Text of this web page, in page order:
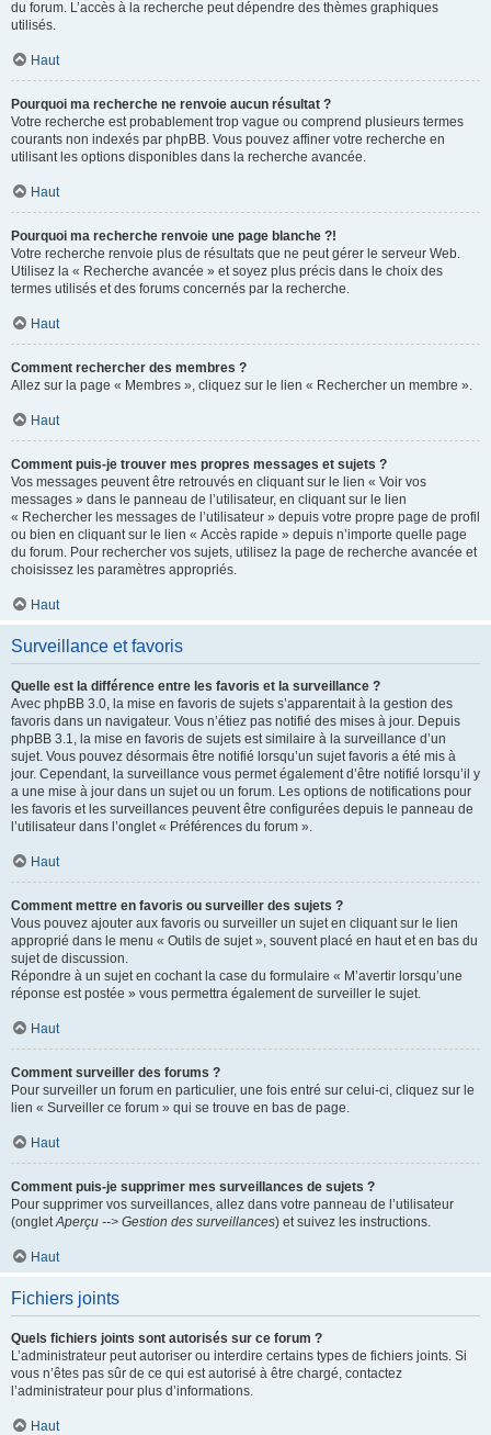
du forum. L’accès à la recherche peut dépendre des thèmes graphiques
utilisés.
Haut
Pourquoi ma recherche ne renvoie aucun résultat ?
Votre recherche est probablement trop vague ou comprend plusieurs termes
courants non indexés par phpBB. Vous pouvez affiner votre recherche en
utilisant les options disponibles dans la recherche avancée.
Haut
Pourquoi ma recherche renvoie une page blanche ?!
Votre recherche renvoie plus de résultats que ne peut gérer le serveur Web.
Utilisez la « Recherche avancée » et soyez plus précis dans le choix des
termes utilisés et des forums concernés par la recherche.
Haut
Comment rechercher des membres ?
Allez sur la page « Membres », cliquez sur le lien « Rechercher un membre ».
Haut
Comment puis-je trouver mes propres messages et sujets ?
Vos messages peuvent être retrouvés en cliquant sur le lien « Voir vos
messages » dans le panneau de l’utilisateur, en cliquant sur le lien
« Rechercher les messages de l’utilisateur » depuis votre propre page de profil
ou bien en cliquant sur le lien « Accès rapide » depuis n’importe quelle page
du forum. Pour rechercher vos sujets, utilisez la page de recherche avancée et
choisissez les paramètres appropriés.
Haut
Surveillance et favoris
Quelle est la différence entre les favoris et la surveillance ?
Avec phpBB 3.0, la mise en favoris de sujets s’apparentait à la gestion des
favoris dans un navigateur. Vous n’étiez pas notifié des mises à jour. Depuis
phpBB 3.1, la mise en favoris de sujets est similaire à la surveillance d’un
sujet. Vous pouvez désormais être notifié lorsqu’un sujet favoris a été mis à
jour. Cependant, la surveillance vous permet également d’être notifié lorsqu’il y
a une mise à jour dans un sujet ou un forum. Les options de notifications pour
les favoris et les surveillances peuvent être configurées depuis le panneau de
l’utilisateur dans l’onglet « Préférences du forum ».
Haut
Comment mettre en favoris ou surveiller des sujets ?
Vous pouvez ajouter aux favoris ou surveiller un sujet en cliquant sur le lien
approprié dans le menu « Outils de sujet », souvent placé en haut et en bas du
sujet de discussion.
Répondre à un sujet en cochant la case du formulaire « M’avertir lorsqu’une
réponse est postée » vous permettra également de surveiller le sujet.
Haut
Comment surveiller des forums ?
Pour surveiller un forum en particulier, une fois entré sur celui-ci, cliquez sur le
lien « Surveiller ce forum » qui se trouve en bas de page.
Haut
Comment puis-je supprimer mes surveillances de sujets ?
Pour supprimer vos surveillances, allez dans votre panneau de l’utilisateur
(ongletAperçu --> Gestion des surveillances) et suivez les instructions.
Haut
Fichiers joints
Quels fichiers joints sont autorisés sur ce forum ?
L’administrateur peut autoriser ou interdire certains types de fichiers joints. Si
vous n’êtes pas sûr de ce qui est autorisé à être chargé, contactez
l’administrateur pour plus d’informations.
Haut